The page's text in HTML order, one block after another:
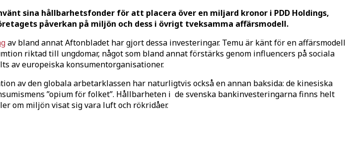
sina hållbarhetsfonder för att placera över en miljard kronor i PDD Holdings,
påverkan på miljön och dess i övrigt tveksamma affärsmodell.
av bland annat Aftonbladet har gjort dessa investeringar. Temu är känt för en affärsmodell
riktad till ungdomar, något som bland annat förstärks genom influencers på sociala
av europeiska konsumentorganisationer.
av den globala arbetarklassen har naturligtvis också en annan baksida: de kinesiska
”opium för folket”. Hållbarheten i de svenska bankinvesteringarna finns helt
om miljön visat sig vara luft och rökridåer.